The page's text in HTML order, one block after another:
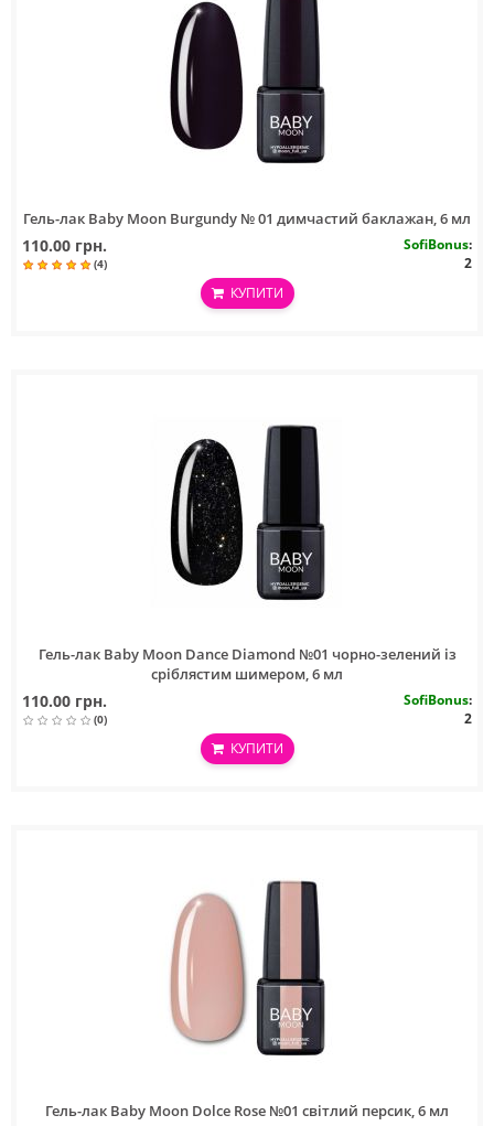
Гель-лак Baby Moon Burgundy № 01 димчастий баклажан, 6 мл
110.00 грн.
(4)
SofiBonus:
2
КУПИТИ
Гель-лак Baby Moon Dance Diamond №01 чорно-зелений із
сріблястим шимером, 6 мл
110.00 грн.
(0)
SofiBonus:
2
КУПИТИ
Гель-лак Baby Moon Dolce Rose №01 світлий персик, 6 мл